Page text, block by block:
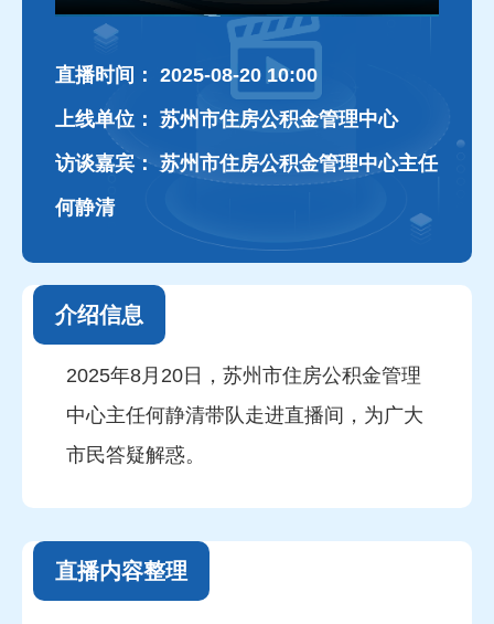
直播时间： 2025-08-20 10:00
上线单位： 苏州市住房公积金管理中心
访谈嘉宾： 苏州市住房公积金管理中心主任
何静清
介绍信息
2025年8月20日，苏州市住房公积金管理
中心主任何静清带队走进直播间，为广大
市民答疑解惑。
直播内容整理